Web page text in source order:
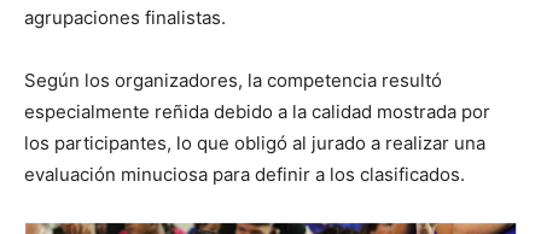
agrupaciones finalistas.
Según los organizadores, la competencia resultó
especialmente reñida debido a la calidad mostrada por
los participantes, lo que obligó al jurado a realizar una
evaluación minuciosa para definir a los clasificados.